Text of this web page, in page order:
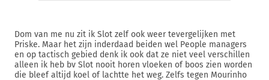
Dom van me nu zit ik Slot zelf ook weer tevergelijken met
Priske. Maar het zijn inderdaad beiden wel People managers
en op tactisch gebied denk ik ook dat ze niet veel verschillen
alleen ik heb bv Slot nooit horen vloeken of boos zien worden
die bleef altijd koel of lachtte het weg. Zelfs tegen Mourinho